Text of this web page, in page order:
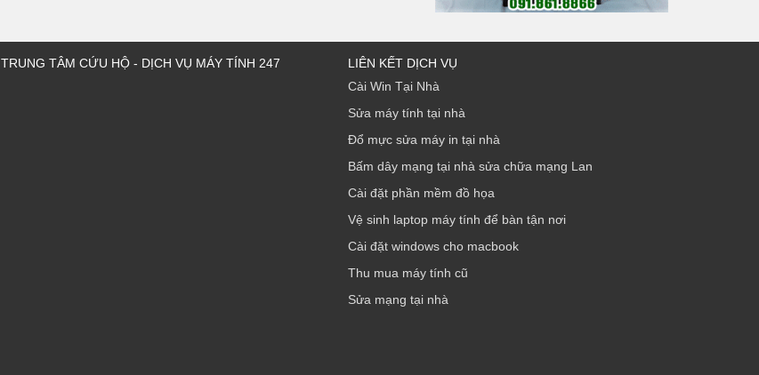
TRUNG TÂM CỨU HỘ - DỊCH VỤ MÁY TÍNH 247
LIÊN KẾT DỊCH VỤ
Cài Win Tại Nhà
Sửa máy tính tại nhà
Đổ mực sửa máy in tại nhà
Bấm dây mạng tại nhà sửa chữa mạng Lan
Cài đặt phần mềm đồ họa
Vệ sinh laptop máy tính để bàn tận nơi
Cài đặt windows cho macbook
Thu mua máy tính cũ
Sửa mạng tại nhà